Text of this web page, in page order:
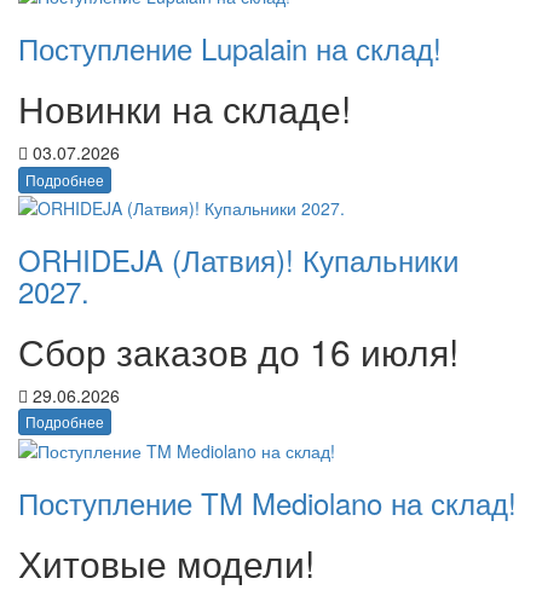
Поступление Lupalain на склад!
Новинки на складе!
03.07.2026
Подробнее
ORHIDEJA (Латвия)! Купальники
2027.
Сбор заказов до 16 июля!
29.06.2026
Подробнее
Поступление TM Mediolano на склад!
Хитовые модели!